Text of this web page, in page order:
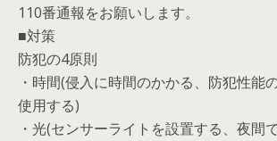
110番通報をお願いします。
■対策
防犯の4原則
・時間(侵入に時間のかかる、防犯性能
使用する)
・光(センサーライトを設置する、夜間